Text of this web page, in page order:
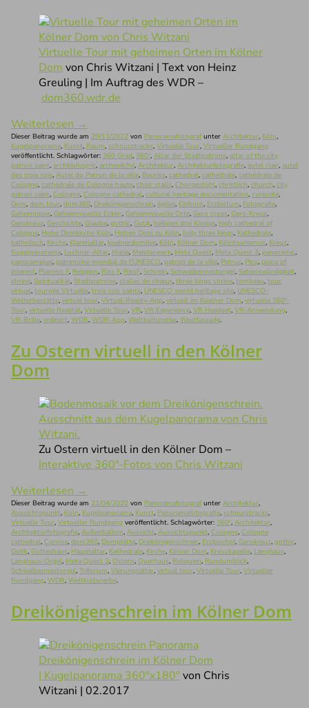
Virtuelle Tour mit geheimen Orten im Kölner
Dom von Chris Witzani | Text von Heinz
Greuling | Im Auftrag des WDR –
dom360.wdr.de
Weiterlesen →
Dieser Beitrag wurde am 29/11/2022 von Panoramafotografunter Architektur, Köln,
Kugelpanorama, Kunst, Raum, schnurstracks, Virtuelle Tour, Virtueller Rundgang
veröffentlicht. Schlagwörter: 360 Grad, 360°, Altar der Stadtpatrone, altar of the city
patron saint, archbishopric, archevêché, Architektur, Architekturfotografie, autel clair, autel
des trois rois, Autel du Patron de la ville, Bauriss, cathedral, cathédrale, cathédrale de
Cologne, cathédrale de Cologne haute, choir stalls, Chorgestühl, christlich, church, city
patron saint, Cologne, Cologne cathedral, cultural heritage documentation, curiosité,
Dom, dom tour, dom360, Dreikönigenschrein, église, Einhorn, Erzbistum, Fotografie,
Geheimnisse, Geheimnisvolle Ecken, Geheimnisvolle Orte, Gero cross, Gero-Kreuz,
Gerokreuz, Geschichte, Glaube, gothic, Gotik, heiligen drei Könige, high cathedral of
Cologne, Hohe Domkirche Köln, Hohen Dom zu Köln, holy three kings, Kathedrale,
katholisch, Kirche, Klarenaltar, koelnerdomlive, Köln, Kölner Dom, Kölntourismus, Kreuz,
Kugelpanorama, Lochner-Altar, Maria, Meisterwerk, Meta Quest, Meta Quest 3, panoramic,
panoramique, patrimoine mondial de l'UNESCO, patron de la ville, Petrus, Pico, place of
interest, Planriss F, Religion, Riss F, RissF, Schrein, Schwalbennestorgel, Sehenswürdigkeit,
shrine, Spiritualität, Stadtpatrone, stalles de chœur, three kings shrine, tombeau, tour
virtuel, tournée Virtuelle, trois rois saints, UNESCO world heritage site, UNESCO-
Welterbestätte, virtual tour, Virtual-Reality-App, virtuell im Koelner Dom, virtuelle 360°-
Tour, virtuelle Realität, Virtuelle Tour, VR, VR Experience, VR Headset, VR-Anwendung,
VR-Brille, vrdirect, WDR, WDR-App, Weltkulturerbe, Westfassade.
Zu Ostern virtuell in den Kölner
Dom
Zu Ostern virtuell in den Kölner Dom –
Interaktive 360°-Fotos von Chris Witzani
Weiterlesen →
Dieser Beitrag wurde am 21/04/2020 von Panoramafotografunter Architektur,
Aussichtspunkt, Köln, Kugelpanorama, Kunst, Panoramafotografie, schnurstracks,
Virtuelle Tour, Virtueller Rundgang veröffentlicht. Schlagwörter: 360°, Architektur,
Architekturfotografie, Außenbalkon, Aussicht, Aussichtspunkt, Cologne, Cologne
cathedral, Corona, dom360, Domplatte, Dreikönigenschrein, Erzbischof, Gerokreuz, gothic,
Gotik, Gotteshaus, Hauptaltar, Kathedrale, Kirche, Kölner Dom, Kreuzkapelle, Langhaus,
Langhaus-Orgel, Meta Quest 3, Ostern, Querhaus, Reliquien, Rundumblick,
Schwalbennestorgel, Triforium, Vierungsaltar, virtual tour, Virtuelle Tour, Virtueller
Rundgang, WDR, Weltkulturerbe.
Dreikönigenschrein im Kölner Dom
Dreikönigenschrein im Kölner Dom
| Kugelpanorama 360°x180°von Chris
Witzani | 02.2017